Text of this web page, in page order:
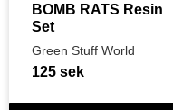
BOMB RATS Resin
Set
Green Stuff World
125 sek